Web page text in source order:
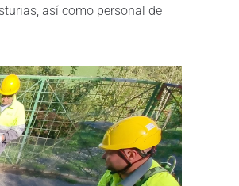
así como personal de